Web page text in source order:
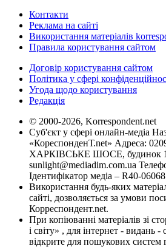
Контакти
Реклама на сайті
Використання матеріалів
Правила користування сайтом
Договір користування сайтом
Політика у сфері
Угода щодо користування
Редакція
© 2000-2026, Korrespondent.net
Суб'єкт у сфері онлайн-медіа
«КореспонденТ.net» Адреса:
ХАРКІВСЬКЕ ШОСЕ, будинок
sunlight@mediadim.com.ua
Ідентифікатор медіа – R40-06068
Використання будь-яких
сайті, дозволяється за умови
Корреспондент.net.
При копіюванні матеріалів зі
і світу» , для інтернет - видань
відкрите для пошукових систем